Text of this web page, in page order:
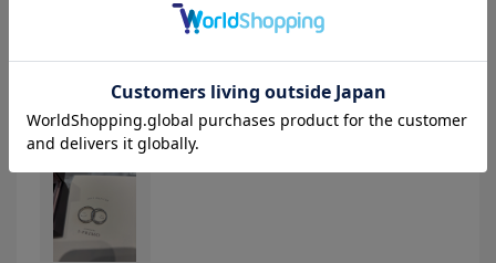
年代:30代 性別:女性
購入商品の価格帯:
20万円～30万円